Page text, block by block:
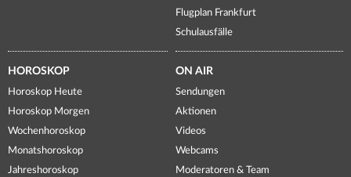
Flugplan Frankfurt
Schulausfälle
HOROSKOP
Horoskop Heute
Horoskop Morgen
Wochenhoroskop
Monatshoroskop
Jahreshoroskop
ON AIR
Sendungen
Aktionen
Videos
Webcams
Moderatoren & Team